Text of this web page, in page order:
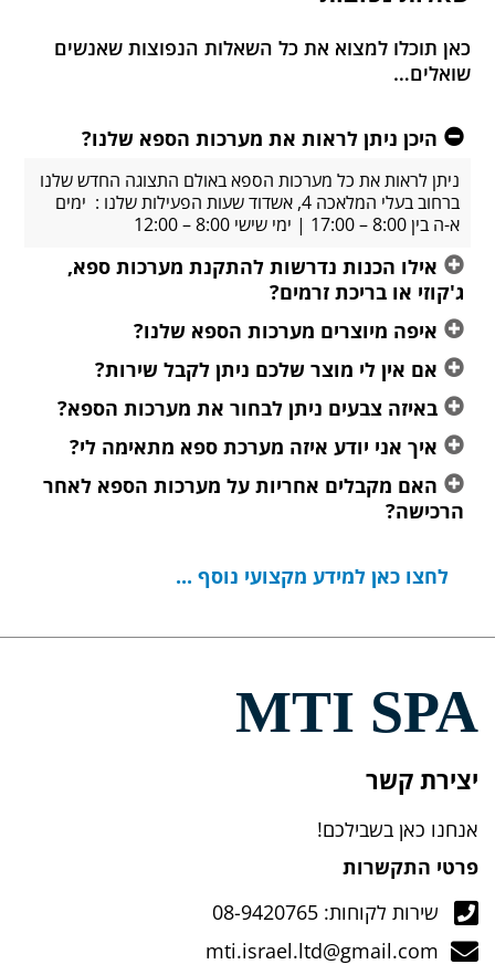
כאן תוכלו למצוא את כל השאלות הנפוצות שאנשים
שואלים…
היכן ניתן לראות את מערכות הספא שלנו?
ניתן לראות את כל מערכות הספא באולם התצוגה החדש שלנו
ברחוב בעלי המלאכה 4, אשדוד שעות הפעילות שלנו : ימים
א-ה בין 8:00 – 17:00 | ימי שישי 8:00 – 12:00
אילו הכנות נדרשות להתקנת מערכות ספא,
ג'קוזי או בריכת זרמים?
איפה מיוצרים מערכות הספא שלנו?
אם אין לי מוצר שלכם ניתן לקבל שירות?
באיזה צבעים ניתן לבחור את מערכות הספא?
איך אני יודע איזה מערכת ספא מתאימה לי?
האם מקבלים אחריות על מערכות הספא לאחר
הרכישה?
לחצו כאן למידע מקצועי נוסף ...
יצירת קשר
אנחנו כאן בשבילכם!
MTI SPA
פרטי התקשרות
שירות לקוחות: 08-9420765
mti.israel.ltd@gmail.com